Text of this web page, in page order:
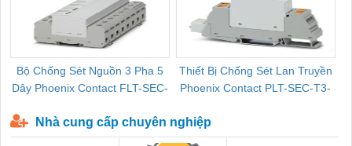
Bộ Chống Sét Nguồn 3 Pha 5
Dây Phoenix Contact FLT-SEC-
Thiết Bị Chống Sét Lan Truyền
Phoenix Contact PLT-SEC-T3-
Nhà cung cấp chuyên nghiệp